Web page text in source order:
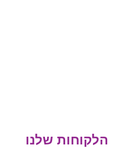
הלקוחות שלנו